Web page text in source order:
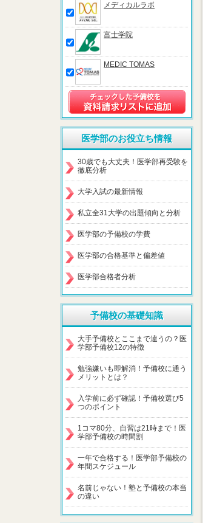
メディカルラボ
富士学院
MEDIC TOMAS
医学部のお役立ち情報
30歳でも大丈夫！医学部再受験を
徹底分析
大学入試の最新情報
私立全31大学の出題傾向と分析
医学部の予備校の学費
医学部の合格基準と偏差値
医学部合格者分析
予備校の基礎知識
大手予備校とここまで違うの？医
学部予備校12の特徴
勉強嫌いも即解消！予備校に通う
メリットとは？
入学前に必ず確認！予備校選び5
つのポイント
1コマ80分、自習は21時まで！医
学部予備校の時間割
一年で合格する！医学部予備校の
年間スケジュール
名前じゃない！塾と予備校の本当
の違い